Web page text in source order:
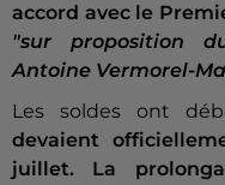
accord avec le
"sur proposition
Antoine Vermorel-
Les soldes ont
devaient
juillet.
La